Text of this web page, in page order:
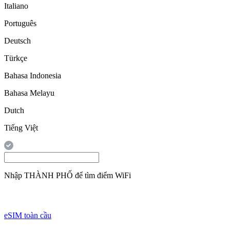
Italiano
Português
Deutsch
Türkçe
Bahasa Indonesia
Bahasa Melayu
Dutch
Tiếng Việt
Nhập THÀNH PHỐ để tìm điểm WiFi
eSIM toàn cầu